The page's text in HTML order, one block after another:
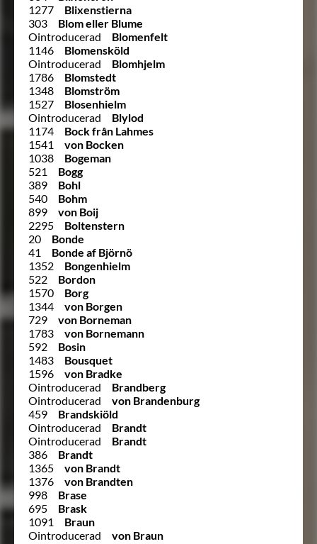
1277
Blixenstierna
303
Blom eller Blume
Ointroducerad
Blomenfelt
1146
Blomensköld
Ointroducerad
Blomhjelm
1786
Blomstedt
1348
Blomström
1527
Blosenhielm
Ointroducerad
Blylod
1174
Bock från Lahmes
1541
von Bocken
1038
Bogeman
521
Bogg
389
Bohl
540
Bohm
899
von Boij
2295
Boltenstern
20
Bonde
41
Bonde af Björnö
1352
Bongenhielm
522
Bordon
1570
Borg
1344
von Borgen
729
von Borneman
1783
von Bornemann
592
Bosin
1483
Bousquet
1596
von Bradke
Ointroducerad
Brandberg
Ointroducerad
von Brandenburg
459
Brandskiöld
Ointroducerad
Brandt
Ointroducerad
Brandt
386
Brandt
1365
von Brandt
1376
von Brandten
998
Brase
695
Brask
1091
Braun
Ointroducerad
von Braun